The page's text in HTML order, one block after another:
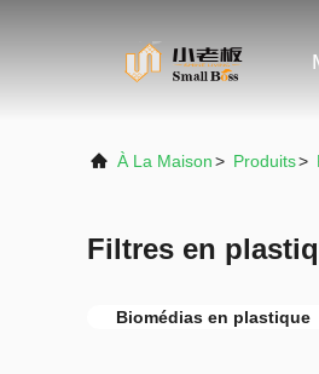
À La Maison> Produits>
Filtres en
Biomédias en plastique